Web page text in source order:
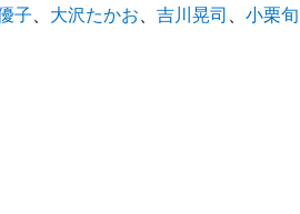
子、 大沢たかお、 吉川晃司、 小栗旬